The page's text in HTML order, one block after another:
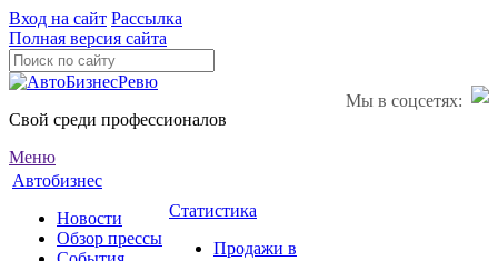
Вход на сайт Рассылка
Полная версия сайта
Мы в соцсетях:
Свой среди профессионалов
Меню
Автобизнес
Новости
Обзор прессы
Статистика
Продажи в